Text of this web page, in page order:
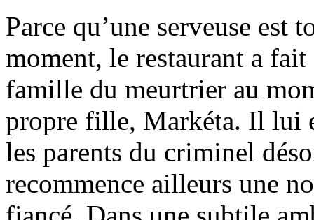
Parce qu’une serveuse est
moment, le restaurant a
famille du meurtrier au
propre fille, Markéta. Il lui
les parents du criminel
recommence ailleurs une